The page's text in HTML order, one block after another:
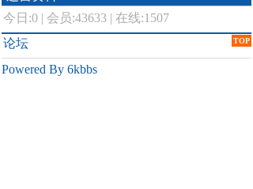
今日:0 | 会员:43633 | 在线:1507
TOP
论坛
Powered By 6kbbs